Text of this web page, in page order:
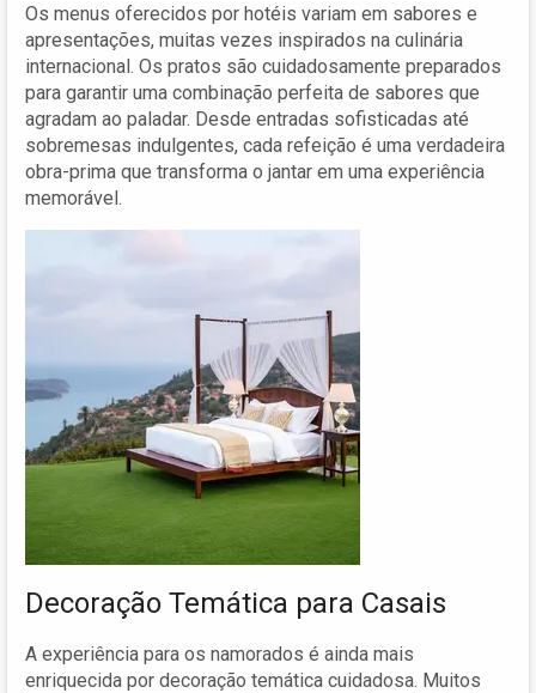
Os menus oferecidos por hotéis variam em sabores e
apresentações, muitas vezes inspirados na culinária
internacional. Os pratos são cuidadosamente preparados
para garantir uma combinação perfeita de sabores que
agradam ao paladar. Desde entradas sofisticadas até
sobremesas indulgentes, cada refeição é uma verdadeira
obra-prima que transforma o jantar em uma experiência
memorável.
Decoração Temática para Casais
A experiência para os namorados é ainda mais
enriquecida por decoração temática cuidadosa. Muitos